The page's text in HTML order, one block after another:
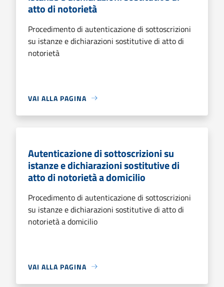
atto di notorietà
Procedimento di autenticazione di sottoscrizioni
su istanze e dichiarazioni sostitutive di atto di
notorietà
VAI ALLA PAGINA
Autenticazione di sottoscrizioni su
istanze e dichiarazioni sostitutive di
atto di notorietà a domicilio
Procedimento di autenticazione di sottoscrizioni
su istanze e dichiarazioni sostitutive di atto di
notorietà a domicilio
VAI ALLA PAGINA